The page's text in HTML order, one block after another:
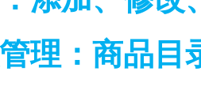
理：商品目